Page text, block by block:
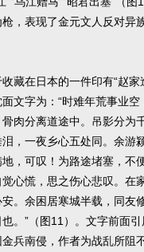
，表现了金元文人反对异
在日本的一件印有“赵家
文字为：“时难年荒事业
肉分离道途中。吊影分为
，一夜乡心五处同。余游
，可叹！为路途堵塞，不
心慌，思之伤心悲叹。在
。余困居寒城半载，同友
。”（图11）。文字前面
兵南侵，作者为战乱所阻